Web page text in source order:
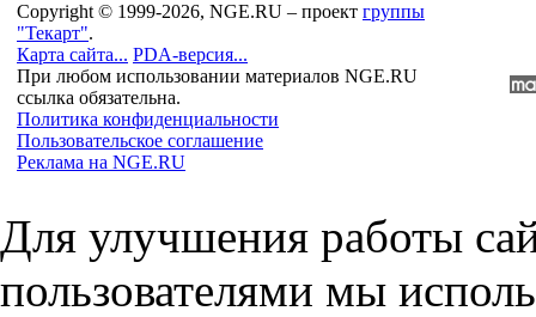
Copyright © 1999-2026, NGE.RU – проект группы
"Текарт".
Карта сайта... PDA-версия...
При любом использовании материалов NGE.RU
ссылка обязательна.
Политика конфиденциальности
Пользовательское соглашение
Реклама на NGE.RU
Для улучшения работы
пользователями мы